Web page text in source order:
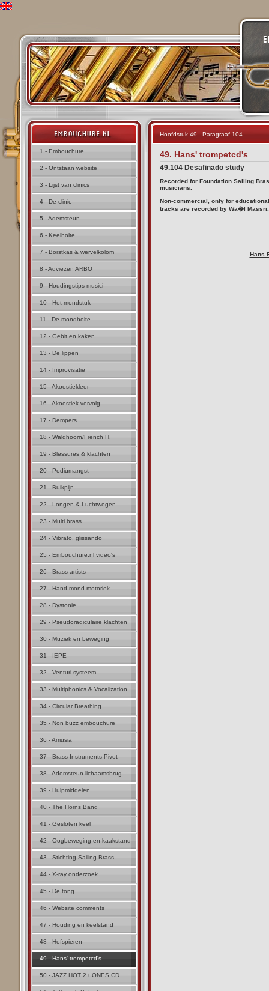
1 - Embouchure
2 - Ontstaan website
3 - Lijst van clinics
4 - De clinic
5 - Ademsteun
6 - Keelholte
7 - Borstkas & wervelkolom
8 - Adviezen ARBO
9 - Houdingstips musici
10 - Het mondstuk
11 - De mondholte
12 - Gebit en kaken
13 - De lippen
14 - Improvisatie
15 - Akoestiekleer
16 - Akoestiek vervolg
17 - Dempers
18 - Waldhoorn/French H.
19 - Blessures & klachten
20 - Podiumangst
21 - Buikpijn
22 - Longen & Luchtwegen
23 - Multi brass
24 - Vibrato, glissando
25 - Embouchure.nl video's
26 - Brass artists
27 - Hand-mond motoriek
28 - Dystonie
29 - Pseudoradiculaire klachten
30 - Muziek en beweging
31 - IEPE
32 - Venturi systeem
33 - Multiphonics & Vocalization
34 - Circular Breathing
35 - Non buzz embouchure
36 - Amusia
37 - Brass Instruments Pivot
38 - Ademsteun lichaamsbrug
39 - Hulpmiddelen
40 - The Horns Band
41 - Gesloten keel
42 - Oogbeweging en kaakstand
43 - Stichting Sailing Brass
44 - X-ray onderzoek
45 - De tong
46 - Website comments
47 - Houding en keelstand
48 - Hefspieren
49 - Hans' trompetcd's
50 - JAZZ HOT 2+ ONES CD
Hoofdstuk 49 - Paragraaf 104
49. Hans' trompetcd's
49.104 Desafinado study
Recorded for Foundation Sailing
musicians.
Non-commercial, only for
tracks are recorded by Wa�l Massri.
Hans